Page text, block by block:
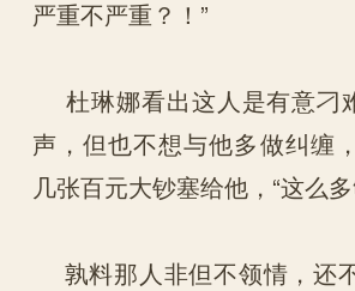
严重不严重？！”
杜琳娜看出这人是有意刁
声，但也不想与他多做纠缠
几张百元大钞塞给他，“这么
孰料那人非但不领情，还